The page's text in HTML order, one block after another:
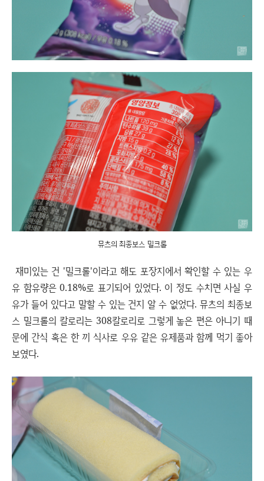
뮤츠의 최종보스 밀크롤
재미있는 건 '밀크롤'이라고 해도 포장지에서 확인할 수 있는 우
유 함유량은 0.18%로 표기되어 있었다. 이 정도 수치면 사실 우
유가 들어 있다고 말할 수 있는 건지 알 수 없었다. 뮤츠의 최종보
스 밀크롤의 칼로리는 308칼로리로 그렇게 놓은 편은 아니기 때
문에 간식 혹은 한 끼 식사로 우유 같은 유제품과 함께 먹기 좋아
보였다.